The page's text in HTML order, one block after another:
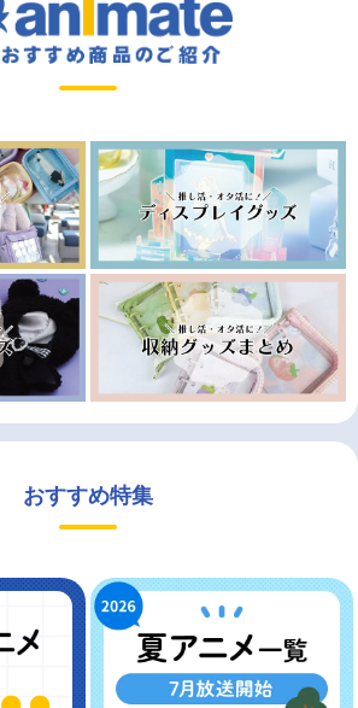
おすすめ特集